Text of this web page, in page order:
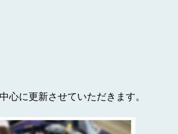
心に更新させていただきます。